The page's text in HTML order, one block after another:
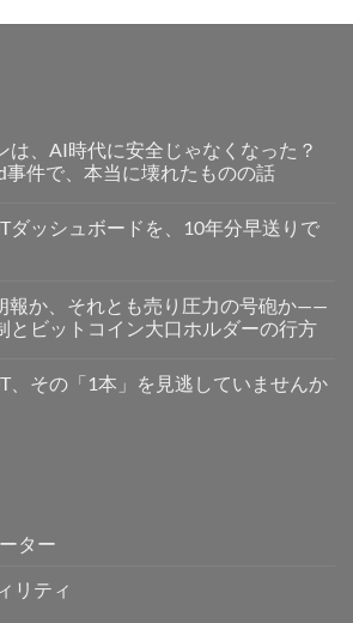
は、AI時代に安全じゃなくなった？
件で、本当に壊れたものの話
ダッシュボードを、10年分早送りで
報か、それとも売り圧力の号砲か——
とビットコイン大口ホルダーの行方
、その「1本」を見逃していませんか
ター
リティ